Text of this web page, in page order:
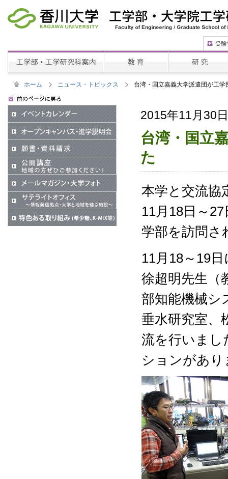
ホーム ニュース・トピックス 台湾・国立嘉義大学派遣団が工学
2015年11月30
台湾・国立
た
本学と交流協
11月18日～
学部を訪問さ
11月18～19
徐超明先生（
部知能機械シ
垂水研究室、
流を行いまし
ションがあり